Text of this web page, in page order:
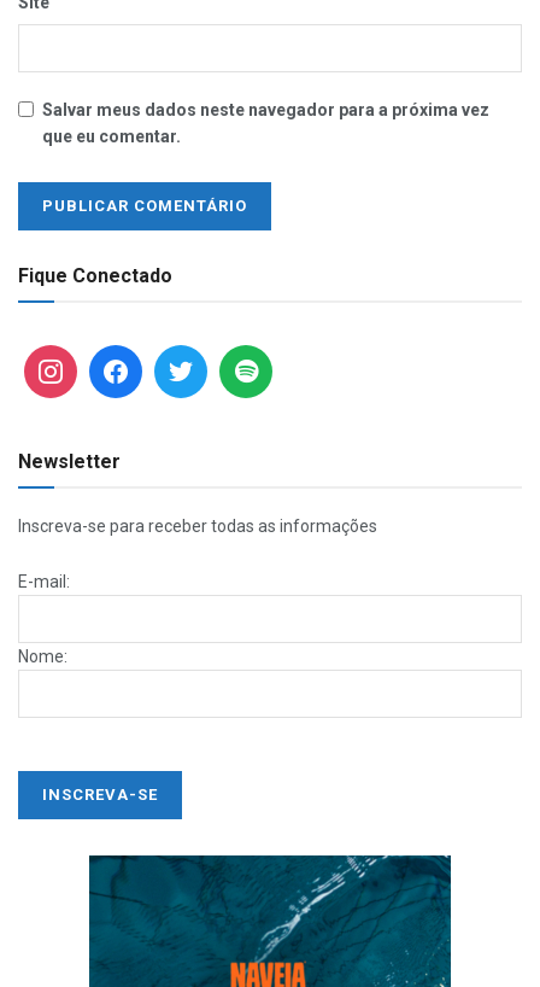
Salvar meus dados neste navegador para a próxima vez
que eu comentar.
Fique Conectado
Newsletter
Inscreva-se para receber todas as informações
E-mail:
Nome: